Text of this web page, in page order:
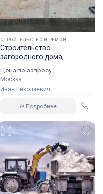
СТРОИТЕЛЬСТВО И РЕМОНТ
Строительство
загородного дома,
Цена по запросу
Москва
Иван Николаевич
Подробнее